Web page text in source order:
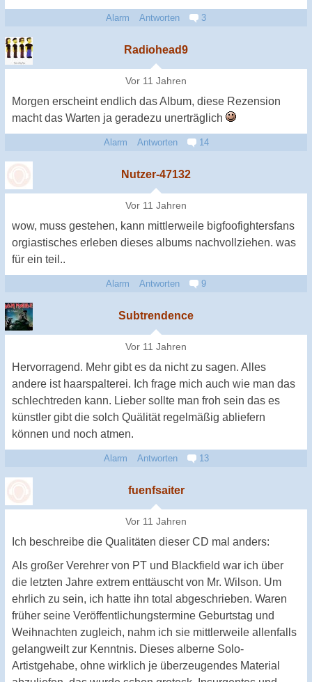
Alarm Antworten 3
Radiohead9
Vor 11 Jahren
Morgen erscheint endlich das Album, diese Rezension
macht das Warten ja geradezu unerträglich
Alarm Antworten 14
Nutzer-47132
Vor 11 Jahren
wow, muss gestehen, kann mittlerweile bigfoofightersfans
orgiastisches erleben dieses albums nachvollziehen. was
für ein teil..
Alarm Antworten 9
Subtrendence
Vor 11 Jahren
Hervorragend. Mehr gibt es da nicht zu sagen. Alles
andere ist haarspalterei. Ich frage mich auch wie man das
schlechtreden kann. Lieber sollte man froh sein das es
künstler gibt die solch Quälität regelmäßig abliefern
können und noch atmen.
Alarm Antworten 13
fuenfsaiter
Vor 11 Jahren
Ich beschreibe die Qualitäten dieser CD mal anders:
Als großer Verehrer von PT und Blackfield war ich über
die letzten Jahre extrem enttäuscht von Mr. Wilson. Um
ehrlich zu sein, ich hatte ihn total abgeschrieben. Waren
früher seine Veröffentlichungstermine Geburtstag und
Weihnachten zugleich, nahm ich sie mittlerweile allenfalls
gelangweilt zur Kenntnis. Dieses alberne Solo-
Artistgehabe, ohne wirklich je überzeugendes Material